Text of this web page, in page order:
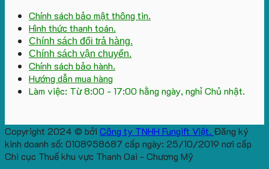
Chính sách bảo mật thông tin.
Hình thức thanh toán.
Chính sách đổi trả hàng.
Chính sách vận chuyển.
Chính sách bảo hành.
Hướng dẫn mua hàng
Làm việc: Từ 8:00 - 17:00 hằng ngày, nghỉ Chủ nhật.
Copyright 2024 © bởi Công ty TNHH Fungift Việt. Đăng ký
kinh doanh số: 0108958687 cấp ngày: 25/10/2019 nơi cấp
Chi cục Thuế khu vực Thanh Oai - Chương Mỹ